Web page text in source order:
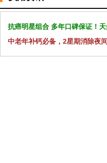
抗癌明星组合 多年口碑保证！
中老年补钙必备，2星期消除夜